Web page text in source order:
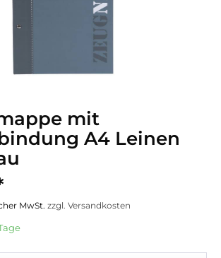
mit
A4 Leinen
MwSt. zzgl. Versandkosten